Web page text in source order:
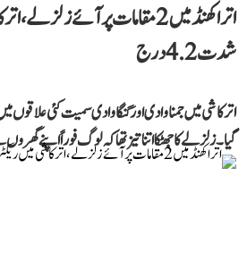
اتراکھنڈ میں 2 مقامات پر آئے
شدت 4.2 درج
اترکاشی میں جمنا وادی اور گنگا وادی سمیت کئی علاقوں
گیا۔ زلزلے کا جھٹکا اتنا تیز تھا کہ لوگ فوراً اپنے